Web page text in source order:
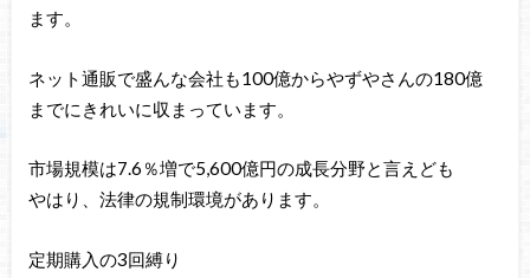
ます。
ネット通販で盛んな会社も100億からやずやさんの180億
までにきれいに収まっています。
市場規模は7.6％増で5,600億円の成長分野と言えども
やはり、法律の規制環境があります。
定期購入の3回縛り